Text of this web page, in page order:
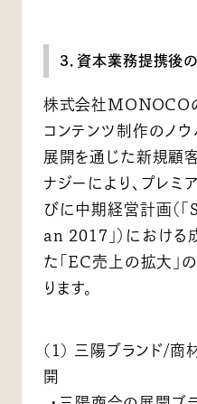
3．資本業務提携後
株式会社MONOCO
コンテンツ制作のノ
展開を通じた新規顧
ナジーにより、プレミ
びに中期経営計画（
an 2017」）におけ
た「EC売上の拡大」
ります。
(1) 三陽ブランド/商
開